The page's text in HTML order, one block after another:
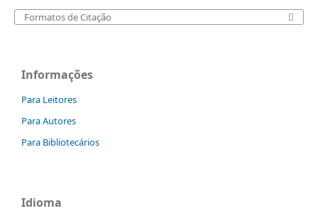
Formatos de Citação
Informações
Para Leitores
Para Autores
Para Bibliotecários
Idioma